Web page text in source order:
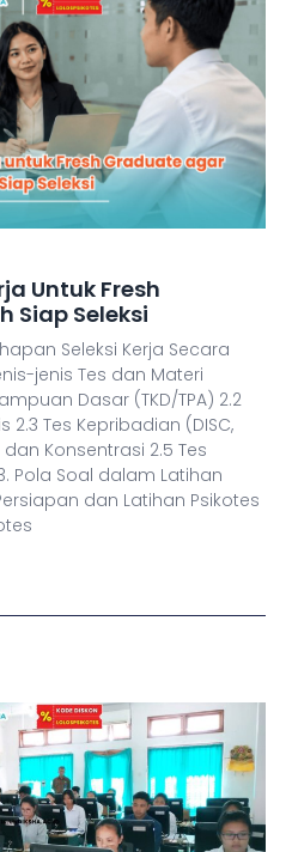
Untuk Fresh
Siap Seleksi
Seleksi Kerja Secara
jenis Tes dan Materi
Dasar (TKD/TPA) 2.2
2.3 Tes Kepribadian (DISC,
dan Konsentrasi 2.5 Tes
Pola Soal dalam Latihan
dan Latihan Psikotes